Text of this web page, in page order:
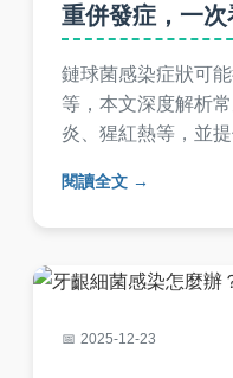
重併發症，一
鏈球菌感染症狀可
等，本文深度解析
炎、猩紅熱等，並
症風險，適合家長與
閱讀全文
2025-12-23